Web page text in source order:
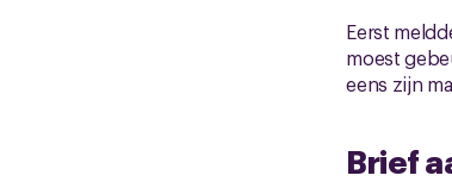
Eerst
moest
eens zijn
Brief